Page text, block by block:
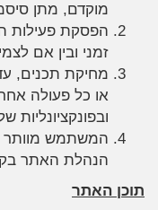
מוקדם, מתן
הפסקת פעילות
זמני ובין אם
מחיקת תכנים,
או כל פעולה
ובפונקציונליות
המשתמש מוותר
הנהלת האתר
תוכן האתר